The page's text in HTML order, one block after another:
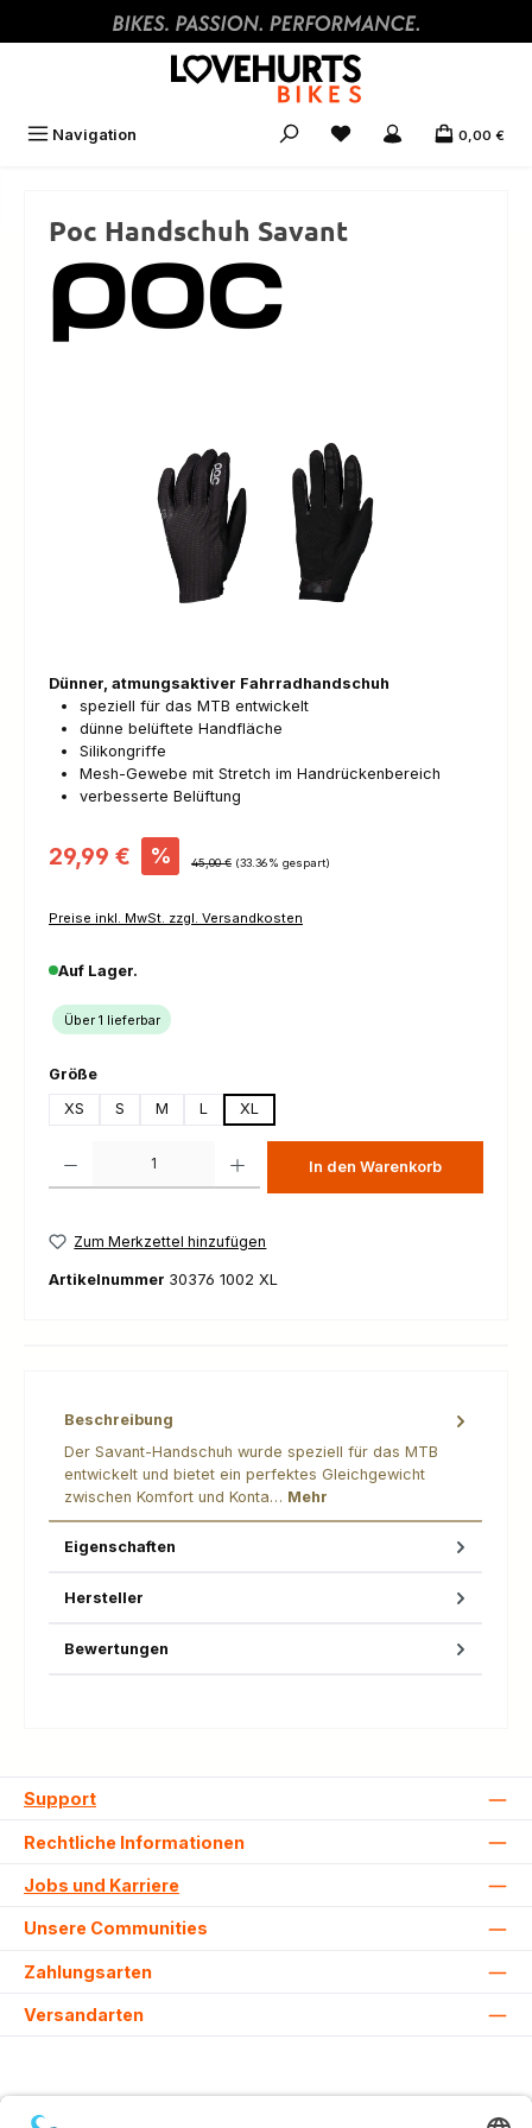
Zum Hauptinhalt springen
Navigation 0,00 €
Poc Handschuh Savant
Dünner, atmungsaktiver Fahrradhandschuh
speziell für das MTB entwickelt
dünne belüftete Handfläche
Silikongriffe
Mesh-Gewebe mit Stretch im Handrückenbereich
verbesserte Belüftung
Verkaufspreis:
29,99 € % Regulärer Preis:
45,00 € (33.36% gespart)
Preise inkl. MwSt. zzgl. Versandkosten
Auf Lager.
Über 1 lieferbar
Größeauswählen
XS
S M L XL
In den Warenkorb
Zum Merkzettel hinzufügen
Artikelnummer 30376 1002 XL
Beschreibung
Der Savant-Handschuh wurde speziell für das MTB
entwickelt und bietet ein perfektes Gleichgewicht
zwischen Komfort und Konta… Mehr
Eigenschaften
Hersteller
Bewertungen
Support
Rechtliche Informationen
Jobs und Karriere
Unsere Communities
Zahlungsarten
Versandarten
Alle Preise inkl. gesetzl. Mehrwertsteuer zzgl. und ggf.